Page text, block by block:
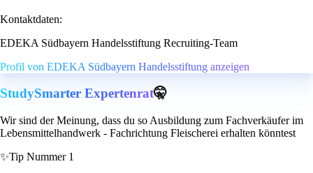
Kontaktdaten:
EDEKA Südbayern Handelsstiftung Recruiting-Team
Profil von EDEKA Südbayern Handelsstiftung anzeigen
StudySmarter Expertenrat🤫
Wir sind der Meinung, dass du so Ausbildung zum Fachverkäufer im
Lebensmittelhandwerk - Fachrichtung Fleischerei erhalten könntest
✨Tip Nummer 1